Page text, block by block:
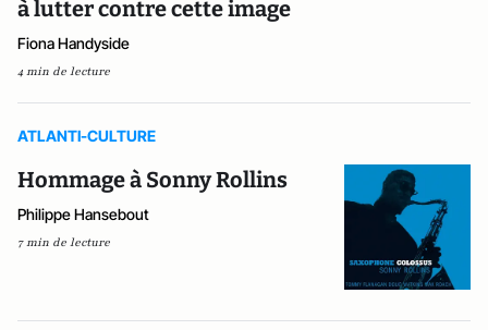
à lutter contre cette image
Fiona Handyside
4 min de lecture
ATLANTI-CULTURE
Hommage à Sonny Rollins
Philippe Hansebout
7 min de lecture